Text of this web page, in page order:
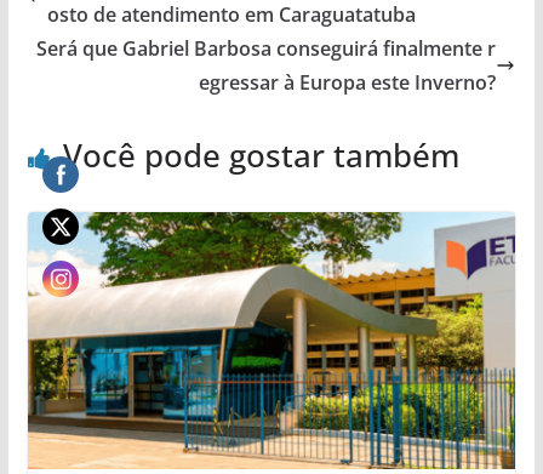
osto de atendimento em Caraguatatuba
Será que Gabriel Barbosa conseguirá finalmente r
egressar à Europa este Inverno?
Você pode gostar também